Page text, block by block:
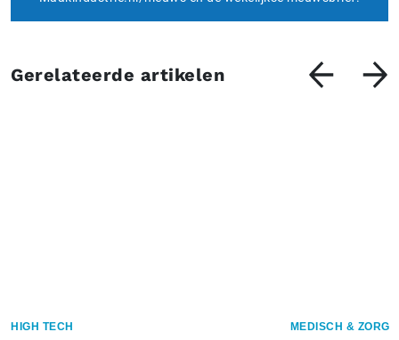
Gerelateerde artikelen
HIGH TECH MEDISCH & ZORG